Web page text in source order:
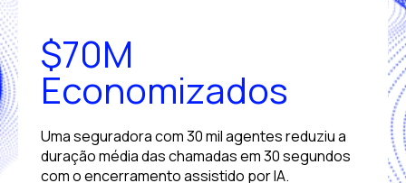
$70M
Economizados
Uma seguradora com 30 mil agentes reduziu a
duração média das chamadas em 30 segundos
com o encerramento assistido por IA.